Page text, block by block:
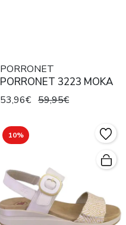
PORRONET
PORRONET 3223 MOKA
53,96€ 59,95€
10%